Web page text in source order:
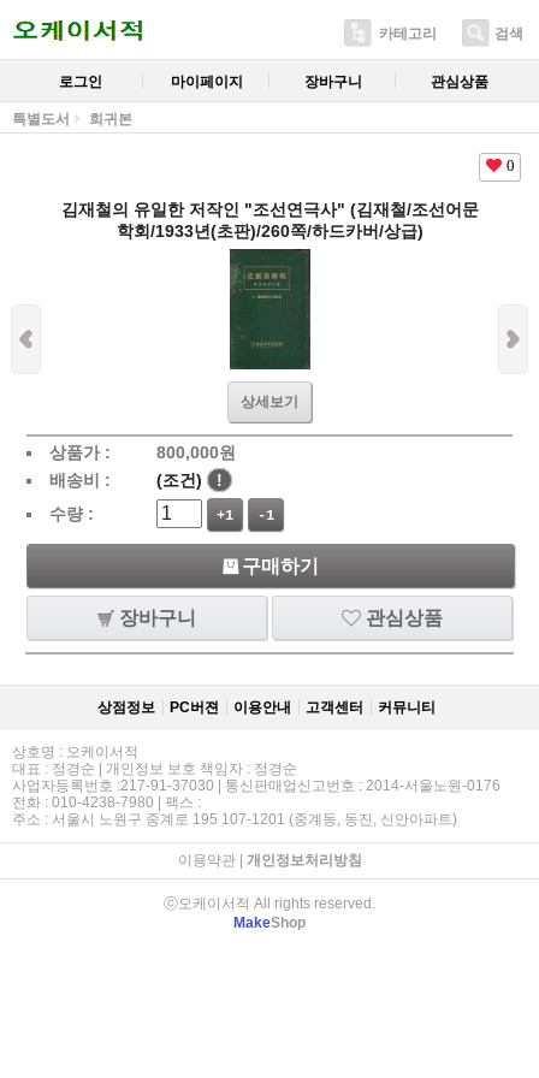
카테고리 검색
로그인 마이페이지 장바구니 관심상품
특별도서 희귀본
0
김재철의 유일한 저작인 "조선연극사" (김재철/조선어문
학회/1933년(초판)/260쪽/하드카버/상급)
상세보기
상품가 : 800,000원
배송비 :
(조건)
!
수량 :
+1 -1
구매하기
장바구니 관심상품
상점정보 PC버젼 이용안내 고객센터 커뮤니티
상호명 : 오케이서적
대표 : 정경순 | 개인정보 보호 책임자 : 정경순
사업자등록번호 :217-91-37030 | 통신판매업신고번호 : 2014-서울노원-0176
전화 : 010-4238-7980 | 팩스 :
주소 : 서울시 노원구 중계로 195 107-1201 (중계동, 동진, 신안아파트)
이용약관| 개인정보처리방침
ⓒ오케이서적 All rights reserved.
MakeShop